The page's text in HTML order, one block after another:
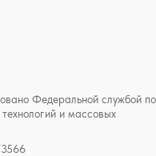
Федеральной службой по
и массовых